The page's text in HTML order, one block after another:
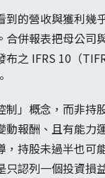
的營收與獲利
併報表把母公
之 IFRS 10（
」概念，而非
報酬、且有能力
持股未過半也
認列一個投資損